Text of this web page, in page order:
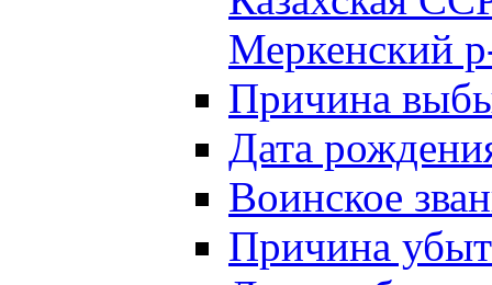
Меркенский
Причина
Дата
Воинское
Причина